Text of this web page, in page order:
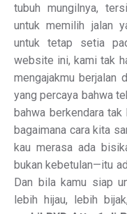
tubuh mungilnya,
untuk memilih jalan
untuk tetap setia
website ini, kami tak
mengajakmu berjalan
yang percaya bahwa
bahwa berkendara tak
bagaimana cara kita
kau merasa ada
bukan kebetulan—itu
Dan bila kamu siap
lebih hijau, lebih